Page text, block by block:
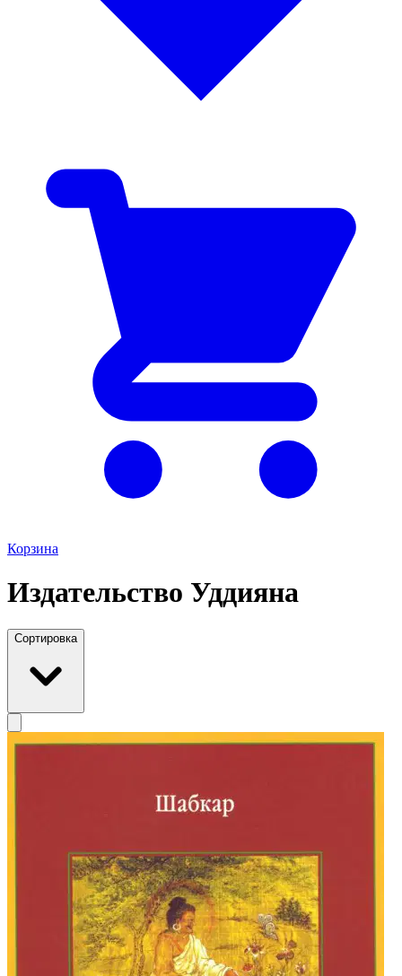
Корзина
Издательство Уддияна
Сортировка